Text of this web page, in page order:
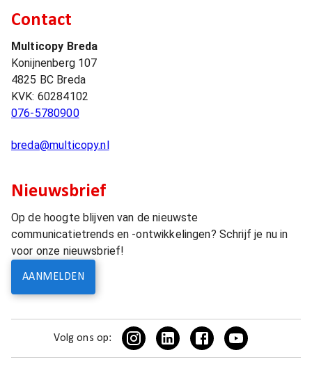
Contact
Multicopy Breda
Konijnenberg 107
4825 BC Breda
KVK: 60284102
076-5780900
breda@multicopy.nl
Nieuwsbrief
Op de hoogte blijven van de nieuwste
communicatietrends en -ontwikkelingen? Schrijf je nu in
voor onze nieuwsbrief!
AANMELDEN
Volg ons op: